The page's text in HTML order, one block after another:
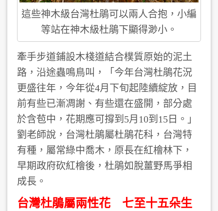
這些神木級台灣杜鵑可以兩人合抱，小編
等站在神木級杜鵑下顯得渺小。
牽手步道鋪設木棧道結合樸質原始的泥土
路，沿途蟲鳴鳥叫，「今年台灣杜鵑花況
更盛往年，今年從4月下旬起陸續綻放，目
前有些已漸凋謝、有些還在盛開，部分處
於含苞中，花期應可撐到5月10到15日。」
劉老師說，台灣杜鵑屬杜鵑花科，台灣特
有種，屬常綠中喬木，原長在紅檜林下，
早期政府砍紅檜後，杜鵑如脫薑野馬爭相
成長。
台灣杜鵑屬兩性花 七至十五朵生